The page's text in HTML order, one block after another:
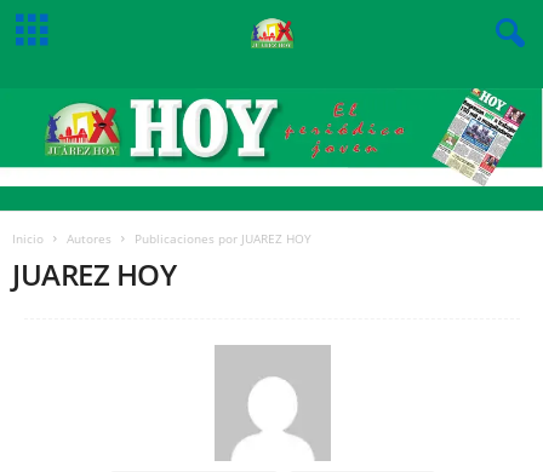
Inicio Autores Publicaciones por JUAREZ HOY
JUAREZ HOY